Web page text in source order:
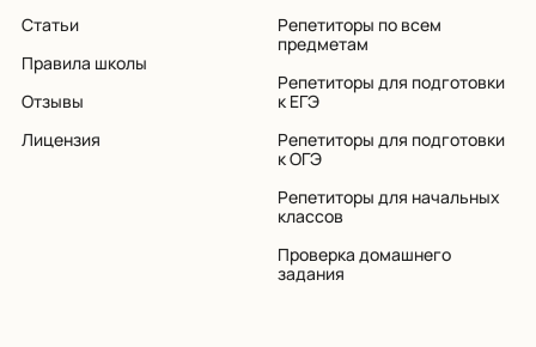
Статьи
Правила школы
Отзывы
Лицензия
Репетиторы по всем
предметам
Репетиторы для подготовки
к ЕГЭ
Репетиторы для подготовки
к ОГЭ
Репетиторы для начальных
классов
Проверка домашнего
задания